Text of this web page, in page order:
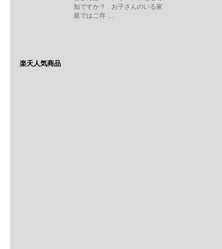
知ですか？ お子さんのいる家
庭ではご存 …
楽天人気商品